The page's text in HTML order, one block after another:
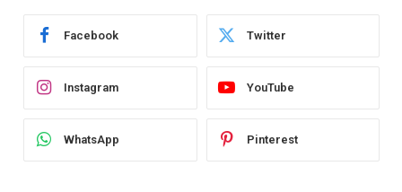
Facebook Twitter
Instagram YouTube
WhatsApp Pinterest